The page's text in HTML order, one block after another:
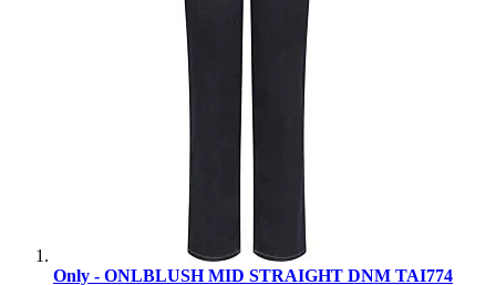
Only - ONLBLUSH MID STRAIGHT DNM TAI774